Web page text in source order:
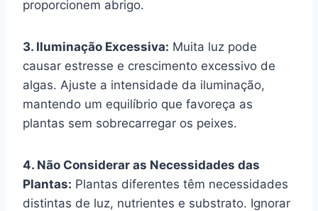
proporcionem abrigo.
3. Iluminação Excessiva: Muita luz pode
causar estresse e crescimento excessivo de
algas. Ajuste a intensidade da iluminação,
mantendo um equilíbrio que favoreça as
plantas sem sobrecarregar os peixes.
4. Não Considerar as Necessidades das
Plantas: Plantas diferentes têm necessidades
distintas de luz, nutrientes e substrato. Ignorar